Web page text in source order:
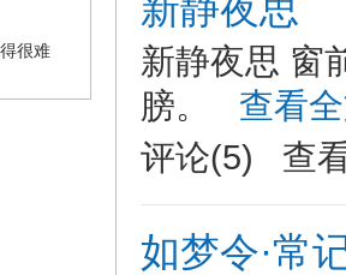
很难
新静夜思
新静夜思 窗
膀。 查看
评论(5) 查
如梦令·常